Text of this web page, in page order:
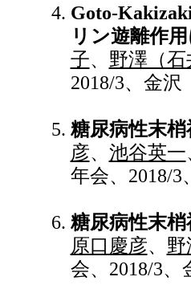
Goto-
リン遊離作
子、 野澤（
2018/3、金沢
糖尿病性末
彦、 池谷英一
年会、2018/3
糖尿病性末
原口慶彦、 野
会、2018/3、